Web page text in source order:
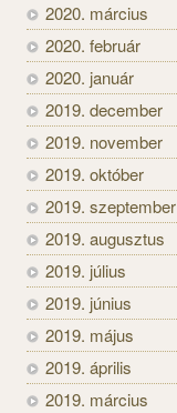
2020. március
2020. február
2020. január
2019. december
2019. november
2019. október
2019. szeptember
2019. augusztus
2019. július
2019. június
2019. május
2019. április
2019. március